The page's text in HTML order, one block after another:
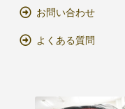
お問い合わせ
よくある質問